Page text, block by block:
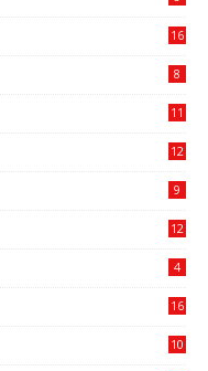
16
8
11
12
9
12
4
16
10